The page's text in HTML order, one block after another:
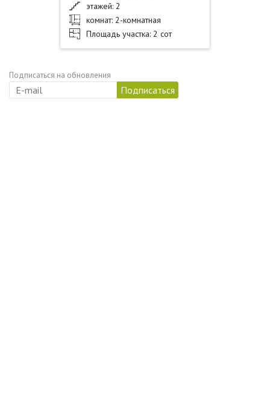
этажей: 2
комнат: 2-комнатная
Площадь участка: 2 сот
Подписаться на обновления